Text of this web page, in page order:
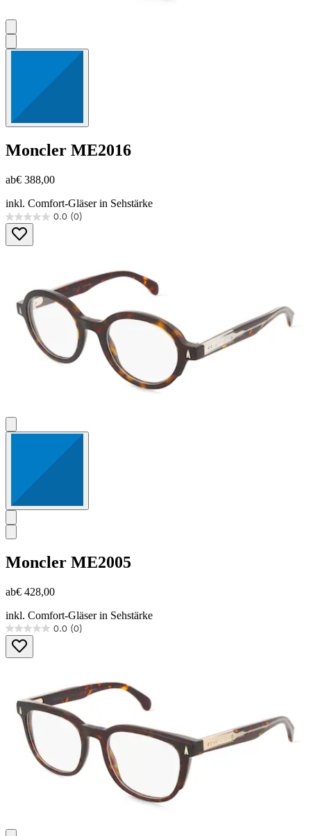
Moncler ME2016
ab€ 388,00
inkl. Comfort-Gläser in Sehstärke
0.0 (0)
0.0
von
5
Moncler ME2005
ab€ 428,00
inkl. Comfort-Gläser in Sehstärke
0.0 (0)
0.0
von
5